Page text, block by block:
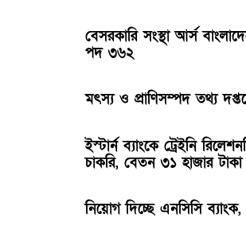
বেসরকারি সংস্থা আর্স
পদ ৩৬২
মৎস্য ও প্রাণিসম্পদ তথ্য
ইস্টার্ন ব্যাংকে ট্রেইনি
চাকরি, বেতন ৩১ হাজার টাকা
নিয়োগ দিচ্ছে এনসিসি